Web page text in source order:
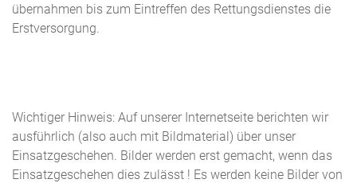
übernahmen bis zum Eintreffen des Rettungsdienstes die
Erstversorgung.
Wichtiger Hinweis: Auf unserer Internetseite berichten wir
ausführlich (also auch mit Bildmaterial) über unser
Einsatzgeschehen. Bilder werden erst gemacht, wenn das
Einsatzgeschehen dies zulässt ! Es werden keine Bilder von